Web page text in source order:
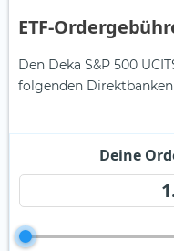
ETF-
Den Deka S&P 500
folgenden
Deine